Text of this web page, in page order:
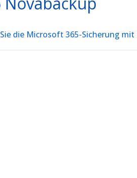
die Microsoft 365-Sicherung mit